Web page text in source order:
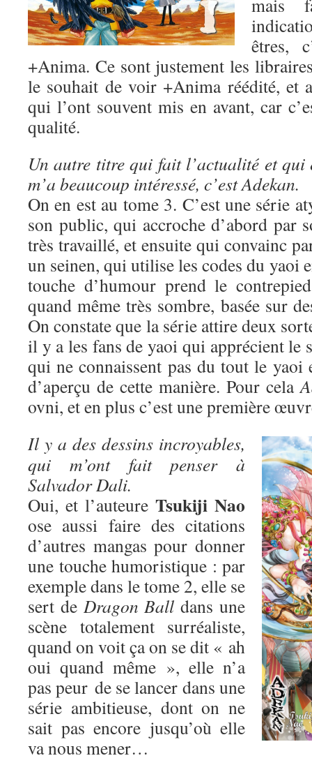
mais
êtres,
+Anima. Ce sont justement les
le souhait de voir +Anima réédité, et
qui l’ont souvent mis en avant, car
qualité.
Un autre titre qui fait l’actualité et
m’a beaucoup intéressé, c’est Adekan.
On en est au tome 3. C’est une série
son public, qui accroche d’abord par
très travaillé, et ensuite qui convainc
un seinen, qui utilise les codes du yaoi
touche d’humour prend le
quand même très sombre, basée sur
On constate que la série attire deux
il y a les fans de yaoi qui apprécient le
qui ne connaissent pas du tout le
d’aperçu de cette manière. Pour cela
ovni, et en plus c’est une première
Il y a des dessins incroyables,
qui m’ont fait penser à
Salvador Dali.
Oui, et l’auteure Tsukiji Nao
ose aussi faire des citations
d’autres mangas pour donner
une touche humoristique : par
exemple dans le tome 2, elle se
sert de Dragon Ball dans une
scène totalement surréaliste,
quand on voit ça on se dit « ah
oui quand même », elle n’a
pas peur de se lancer dans une
série ambitieuse, dont on ne
sait pas encore jusqu’où elle
va nous mener…